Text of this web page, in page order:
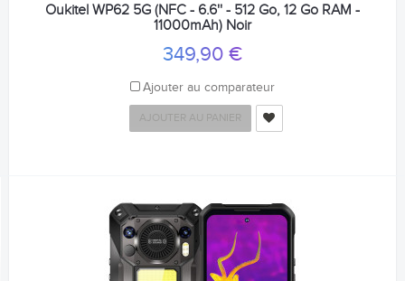
Oukitel WP62 5G (NFC - 6.6'' - 512 Go, 12 Go RAM -
11000mAh) Noir
349,90 €
Ajouter au comparateur
AJOUTER AU PANIER